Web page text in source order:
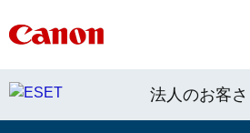
法人のお客さ